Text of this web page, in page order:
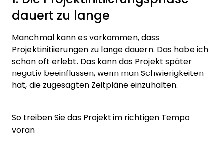
dauert zu lange
Manchmal kann es vorkommen, dass
Projektinitiierungen zu lange dauern. Das habe ich
schon oft erlebt. Das kann das Projekt später
negativ beeinflussen, wenn man Schwierigkeiten
hat, die zugesagten Zeitpläne einzuhalten.
So treiben Sie das Projekt im richtigen Tempo
voran